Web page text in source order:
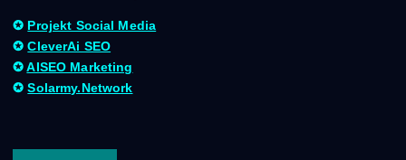
✪ Projekt Social Media
✪CleverAi SEO
✪AISEO Marketing
✪Solarmy.Network